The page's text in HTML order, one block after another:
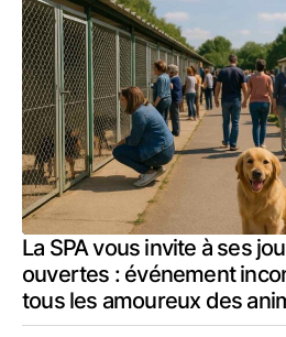
La SPA vous invite à ses
ouvertes : événement
tous les amoureux des